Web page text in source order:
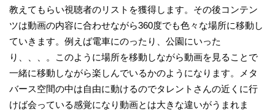
教えてもらい視聴者のリストを獲得します。その後コンテン
ツは動画の内容に合わせながら360度でも色々な場所に移動し
ていきます。例えば電車にのったり、公園にいった
り、、、。このように場所を移動しながら動画を見ることで
一緒に移動しながら楽しんでいるかのようになります。メタ
バース空間の中は自由に動けるのでタレントさんの近くに行
けば会っている感覚になり動画とは大きな違いがうまれま